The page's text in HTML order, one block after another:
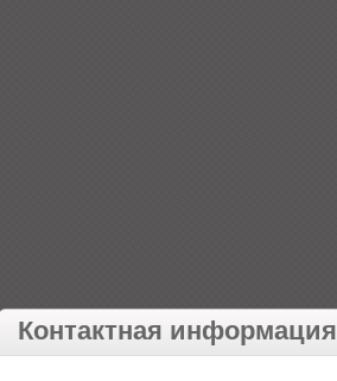
Контактная информация